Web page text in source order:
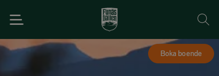
Boka boende